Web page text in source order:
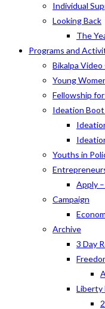
Individual
Looking Back
The
Programs and
Bikalpa
Young
Fellowship
Ideation Boot
Youths in
Apply
Campaign
Archive
3 Day
Liberty